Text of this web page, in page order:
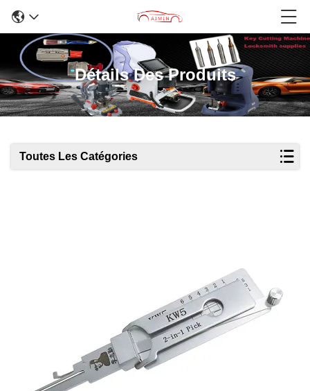
Détails Des Produits
Toutes Les Catégories